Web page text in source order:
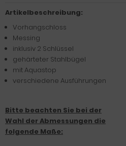
Artikelbeschreibung:
Vorhangschloss
Messing
inklusiv 2 Schlüssel
gehärteter Stahlbügel
mit Aquastop
verschiedene Ausführungen
Bitte beachten Sie bei der
Wahl der Abmessungen die
folgende Maße: